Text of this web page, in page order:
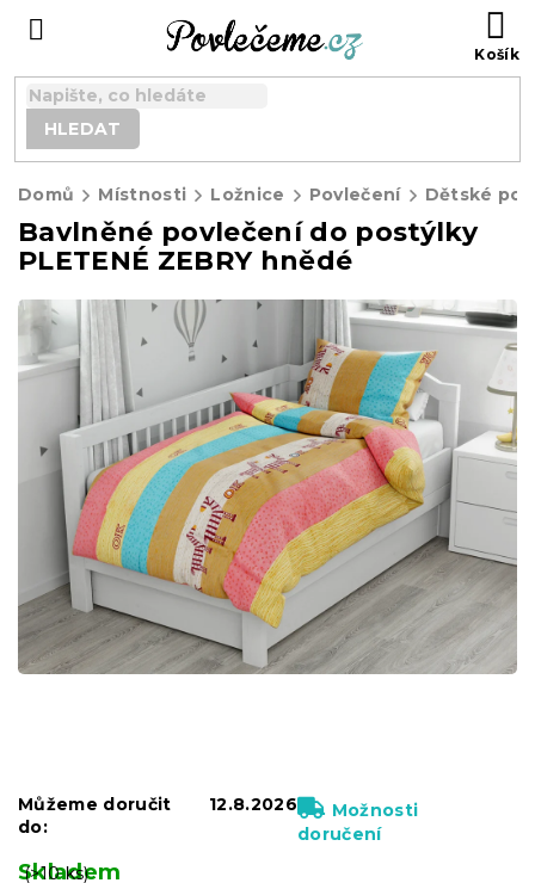
HLEDAT
Domů Místnosti Ložnice Povlečení Dětské
Bavlněné povlečení do postýlky
PLETENÉ ZEBRY hnědé
Skladem
(>10 ks)
Můžeme doručit
do:
12.8.2026
Možnosti
doručení